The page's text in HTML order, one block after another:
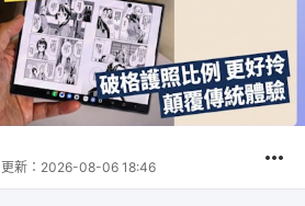
更新： 2026-08-06 18:46